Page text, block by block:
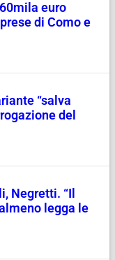
euro
di Como e
“salva
del
Negretti. “Il
legga le